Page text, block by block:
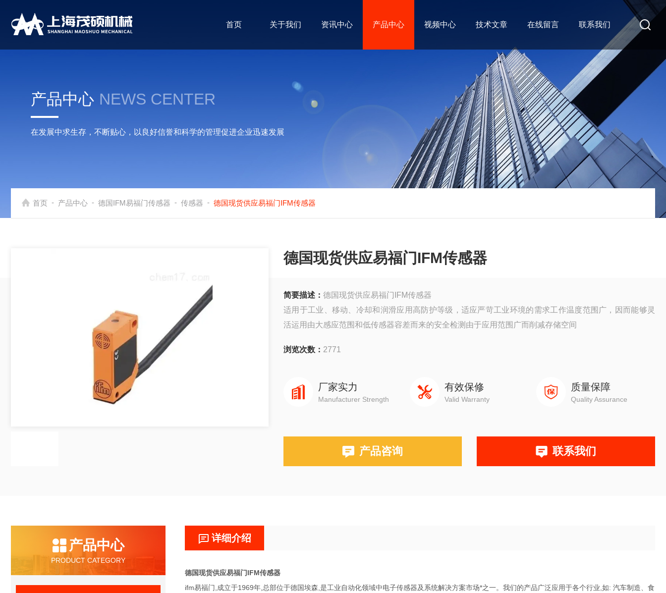
首页 关于我们 资讯中心 产品中心 视频中心 技术文章 在线留言 联系我们
产品中心 NEWS CENTER
在发展中求生存，不断贴心，以良好信誉和科学的管理促进企业迅速发展
首页 - 产品中心 - 德国IFM易福门传感器 - 传感器 - 德国现货供应易福门IFM传感器
德国现货供应易福门IFM传感器
简要描述： 德国现货供应易福门IFM传感器
适用于工业、移动、冷却和润滑应用高防护等级，适应严苛工业环境的需求工作温度范围广，因而能够灵
活运用由大感应范围和低传感器容差而来的安全检测由于应用范围广而削减存储空间
浏览次数： 2771
厂家实力
Manufacturer Strength
有效保修
Valid Warranty
质量保障
Quality Assurance
产品咨询 联系我们
产品中心
PRODUCT CATEGORY
详细介绍
德国现货供应易福门IFM传感器
ifm易福门,成立于1969年,总部位于德国埃森,是工业自动化领域中电子传感器及系统解决方案市场*之一。我们的产品广泛应用于各个行业,如: 汽车制造、食